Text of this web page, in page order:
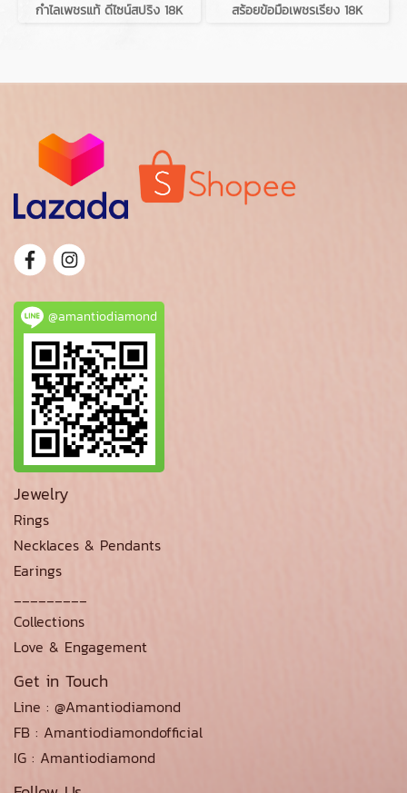
กำไลเพชรแท้ ดีไซน์สปริง 18K สร้อยข้อมือเพชรเรียง 18K
@amantiodiamond
Jewelry
Rings
Necklaces & Pendants
Earings
Collections
Love & Engagement
Get in Touch
Line : @Amantiodiamond
FB : Amantiodiamondofficial
IG : Amantiodiamond